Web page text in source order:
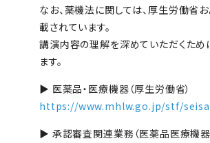
なお、薬機法に関しては、厚生労働省
載されています。
講演内容の理解を深めていただくた
ます。
▶ 医薬品・医療機器（厚生労働省）
https://www.mhlw.go.jp/stf/
▶ 承認審査関連業務（医薬品医療機器